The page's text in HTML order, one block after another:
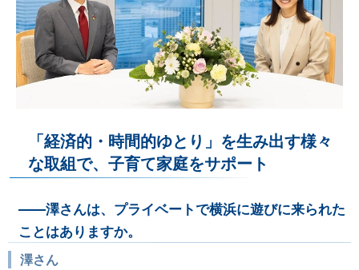
「経済的・時間的ゆとり」を生み出す様々
な取組で、子育て家庭をサポート
――澤さんは、プライベートで横浜に遊びに来られた
ことはありますか。
澤さん